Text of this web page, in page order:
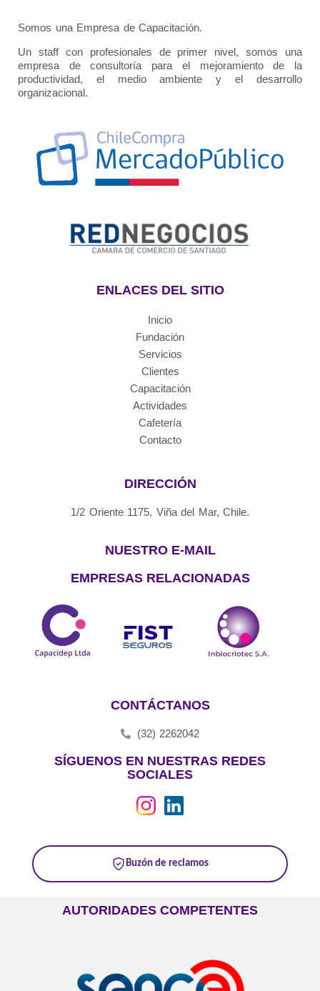
Somos una Empresa de Capacitación.
Un staff con profesionales de primer nivel, somos una
empresa de consultoría para el mejoramiento de la
productividad, el medio ambiente y el desarrollo
organizacional.
ENLACES DEL SITIO
Inicio
Fundación
Servicios
Clientes
Capacitación
Actividades
Cafetería
Contacto
DIRECCIÓN
1/2 Oriente 1175, Viña del Mar, Chile.
NUESTRO E-MAIL
EMPRESAS RELACIONADAS
CONTÁCTANOS
(32) 2262042
SÍGUENOS EN NUESTRAS REDES
SOCIALES
Buzón de reclamos
AUTORIDADES COMPETENTES